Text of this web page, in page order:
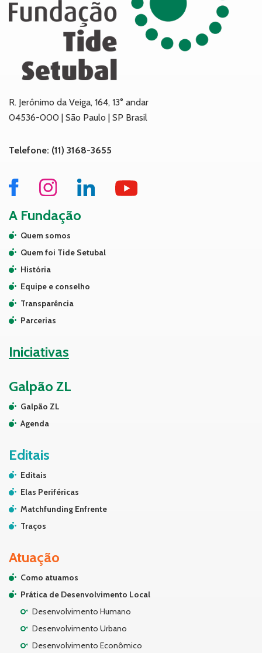
R. Jerônimo da Veiga, 164, 13° andar
04536-000 | São Paulo | SP Brasil
Telefone: (11) 3168-3655
A Fundação
Quem somos
Quem foi Tide Setubal
História
Equipe e conselho
Transparência
Parcerias
Iniciativas
Galpão ZL
Galpão ZL
Agenda
Editais
Editais
Elas Periféricas
Matchfunding Enfrente
Traços
Atuação
Como atuamos
Prática de Desenvolvimento Local
Desenvolvimento Humano
Desenvolvimento Urbano
Desenvolvimento Econômico